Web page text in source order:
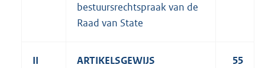
bestuursrechtspraak van de
Raad van State
II ARTIKELSGEWIJS 55